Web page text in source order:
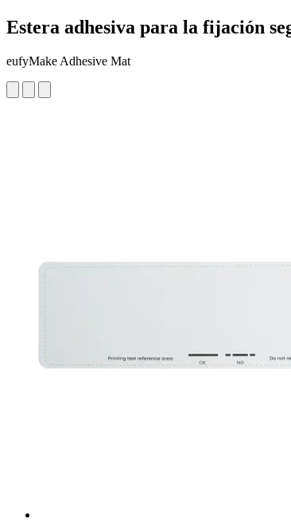
Estera adhesiva para la fijación
eufyMake Adhesive Mat